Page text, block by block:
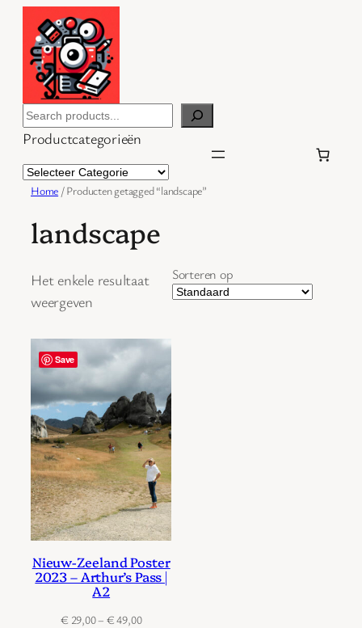
inhoud
Search
Productcategorieën
Home / Producten getagged “landscape”
landscape
Het enkele resultaat
weergeven
Sorteren op
Save
Nieuw-Zeeland Poster
2023 – Arthur’s Pass |
A2
€ 29,00– €49,00Prijsklasse: